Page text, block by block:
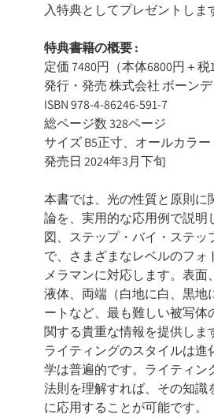
入特典としてプレゼントしま
特典書籍の概要 :
定価 7480円（本体6800円＋税
発行・発売 株式会社 ボーン
ISBN 978-4-86246-591-7
総ページ数 328ページ
サイズ B5正寸、オールカラー
発売日 2024年3月下旬
本書では、光の性質と原則に
論を、実用的な応用例で説明
図、ステップ・バイ・ステッ
で、さまざまなレベルのフォ
メラマンに対応します。表面
液体、両端（白地に白、黒地
ートなど、最も難しい被写体
関する貴重な情報を提供しま
ライティングのスタイルは進
学は普遍的です。ライティン
法則を理解すれば、その知識
に応用することが可能です。